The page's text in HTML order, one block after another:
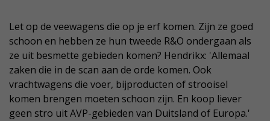
Let op de veewagens die op je erf komen. Zijn ze goed
schoon en hebben ze hun tweede R&O ondergaan als
ze uit besmette gebieden komen? Hendrikx: 'Allemaal
zaken die in de scan aan de orde komen. Ook
vrachtwagens die voer, bijproducten of strooisel
komen brengen moeten schoon zijn. En koop liever
geen stro uit AVP-gebieden van Duitsland of Europa.'